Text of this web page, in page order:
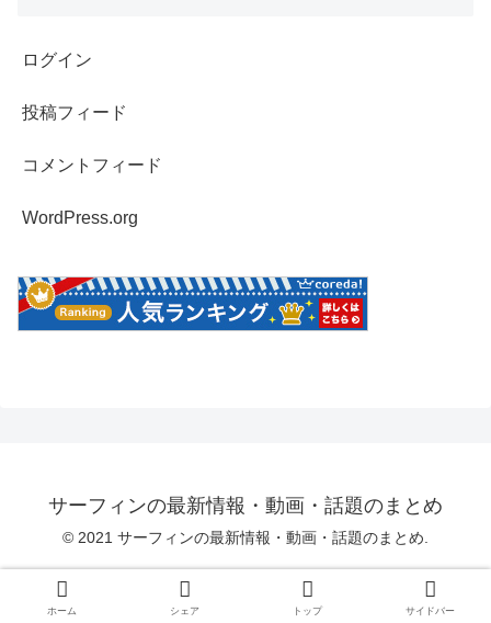
ログイン
投稿フィード
コメントフィード
WordPress.org
サーフィンの最新情報・動画・話題のまとめ
© 2021 サーフィンの最新情報・動画・話題のまとめ.
ホーム シェア トップ サイドバー